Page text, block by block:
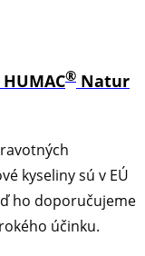
® Natur
kyseliny sú v EÚ
ho doporučujeme
účinku.